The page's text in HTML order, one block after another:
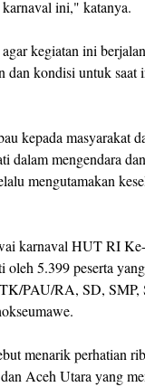
ini," katanya.
kegiatan ini
dan kondisi untuk saat
kepada masyarakat
dalam mengendara
mengutamakan
karnaval HUT RI
5.399 peserta
PAU/RA, SD,
menarik perhatian
Aceh Utara yang